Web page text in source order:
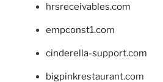
hrsreceivables.com
empconst1.com
cinderella-support.com
bigpinkrestaurant.com